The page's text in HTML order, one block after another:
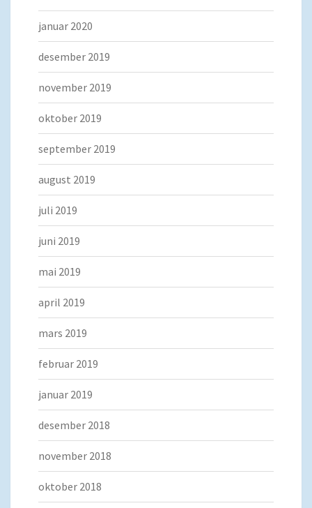
januar 2020
desember 2019
november 2019
oktober 2019
september 2019
august 2019
juli 2019
juni 2019
mai 2019
april 2019
mars 2019
februar 2019
januar 2019
desember 2018
november 2018
oktober 2018